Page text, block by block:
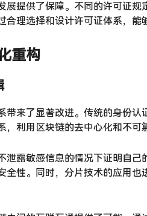
展提供了保障。不同的许可证
合理选择和设计许可证体系，
重构
带来了显著改进。传统的身份
，利用区块链的去中心化和不
泄露敏感信息的情况下证明自
全性。同时，分片技术的应用